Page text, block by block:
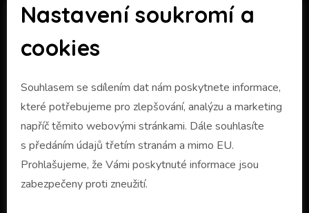
Nastavení soukromí a
cookies
Souhlasem se sdílením dat nám poskytnete informace,
které potřebujeme pro zlepšování, analýzu a marketing
napříč těmito webovými stránkami. Dále souhlasíte
s předáním údajů třetím stranám a mimo EU.
Prohlašujeme, že Vámi poskytnuté informace jsou
zabezpečeny proti zneužití.